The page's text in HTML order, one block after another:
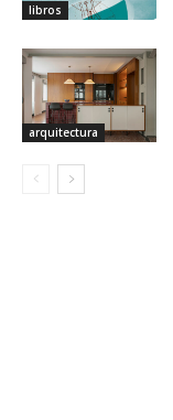
libros
arquitectura